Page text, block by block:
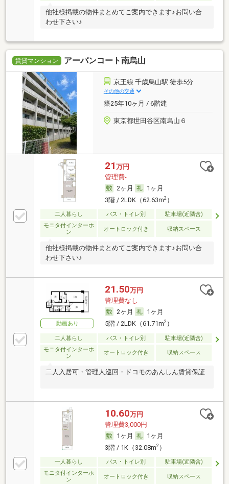
他社様掲載の物件まとめてご案内できます♪お問い合
わせ下さい♪
賃貸マンション アーバンコート南烏山
京王線 千歳烏山駅 徒歩5分
その他の交通
築25年10ヶ月 / 6階建
東京都世田谷区南烏山６
21 万円
管理費-
2ヶ月
1ヶ月
3階 / 2LDK（62.63m2）
二人暮らし バス・トイレ別
駐車場(近隣含)
モニタ付インターホ
ン
オートロック付き 収納スペース
他社様掲載の物件まとめてご案内できます♪お問い合
わせ下さい♪
動画あり
21.50万円
管理費なし
2ヶ月
1ヶ月
5階 / 2LDK（61.71m2）
二人暮らし バス・トイレ別
駐車場(近隣含)
モニタ付インターホ
ン
オートロック付き 収納スペース
二人入居可・管理人巡回・ドコモのあんしん賃貸保証
10.60万円
管理費3,000円
1ヶ月
1ヶ月
3階 / 1K（32.08m2）
一人暮らし バス・トイレ別
駐車場(近隣含)
モニタ付インターホ
ン
オートロック付き 収納スペース